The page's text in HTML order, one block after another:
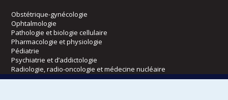
Obstétrique-gynécologie
Ophtalmologie
Pathologie et biologie cellulaire
Pharmacologie et physiologie
Pédiatrie
Psychiatrie et d’addictologie
Radiologie, radio-oncologie et médecine nucléaire